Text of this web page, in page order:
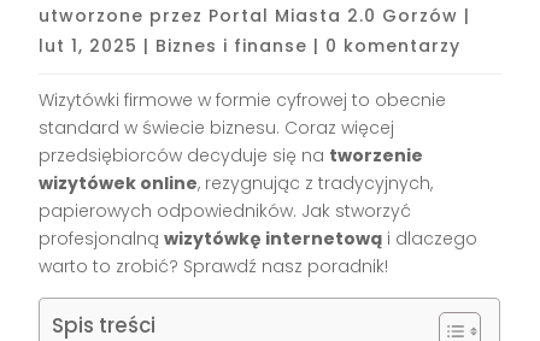
utworzone przez Portal Miasta 2.0 Gorzów |
lut 1, 2025 | Biznes i finanse | 0 komentarzy
Wizytówki firmowe w formie cyfrowej to obecnie
standard w świecie biznesu. Coraz więcej
przedsiębiorców decyduje się na tworzenie
wizytówek online, rezygnując z tradycyjnych,
papierowych odpowiedników. Jak stworzyć
profesjonalnąwizytówkę internetową i dlaczego
warto to zrobić? Sprawdź nasz poradnik!
Spis treści